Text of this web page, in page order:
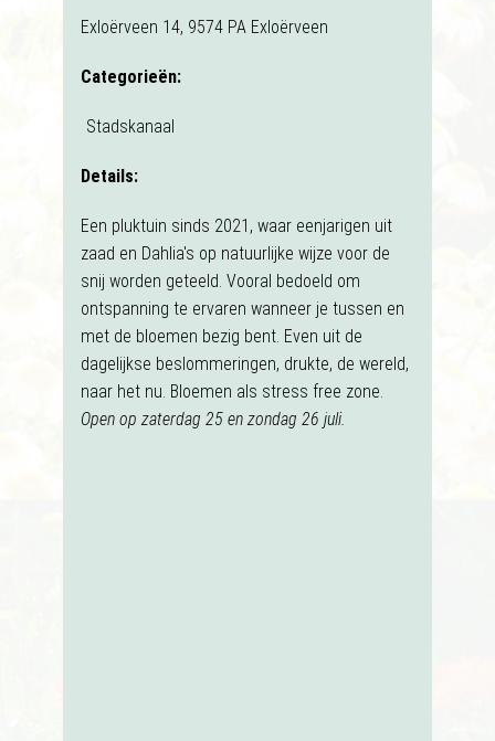
Exloërveen 14, 9574 PA Exloërveen
Categorieën:
Stadskanaal
Details:
Een pluktuin sinds 2021, waar eenjarigen uit
zaad en Dahlia's op natuurlijke wijze voor de
snij worden geteeld. Vooral bedoeld om
ontspanning te ervaren wanneer je tussen en
met de bloemen bezig bent. Even uit de
dagelijkse beslommeringen, drukte, de wereld,
naar het nu. Bloemen als stress free zone.
Open op zaterdag 25 en zondag 26 juli.